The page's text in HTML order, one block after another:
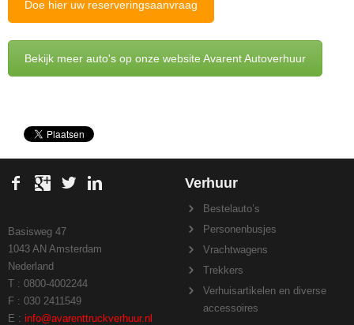
Doe hier uw reserveringsaanvraag
Bekijk meer auto's op onze website Avarent Autoverhuur
Basisweg 47
1043 AN Amsterdam
Nederland
T : 0800-4002244
F : 030 2411549
E : info@avarenttruckverhuur.nl
Verhuur
Bestelauto’s
Personenbusjes
Vrachtwagens
Trekkers
Verhuisartikelen en diverse
accessoires